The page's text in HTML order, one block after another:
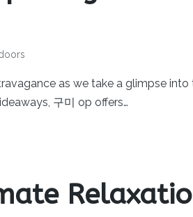
as we take a glimpse into
구미 op offers…